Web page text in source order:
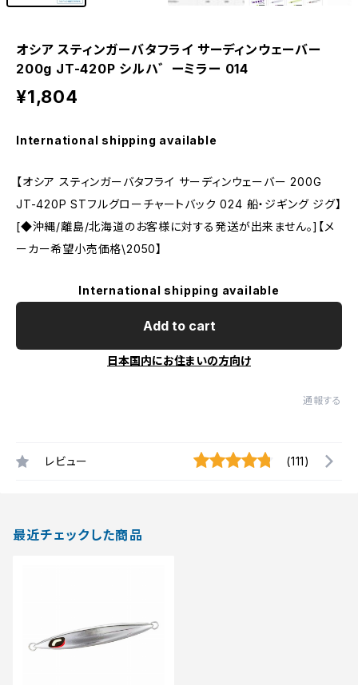
オシア スティンガーバタフライ サーディンウェーバー
200g JT-420P シルハ゛ーミラー 014
¥1,804
International shipping available
【オシア スティンガーバタフライ サーディンウェーバー 200G
JT-420P STフルグローチャートバック 024 船・ジギング ジグ】
[◆沖縄/離島/北海道のお客様に対する発送が出来ません。]【メ
ーカー希望小売価格\2050】
International shipping available
Add to cart
日本国内にお住まいの方向け
通報する
レビュー (111)
最近チェックした商品